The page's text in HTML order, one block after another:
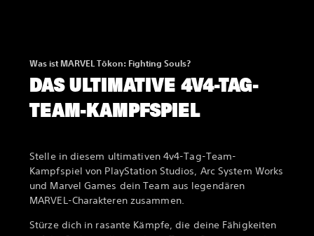
Was ist MARVEL Tōkon: Fighting Souls?
DAS ULTIMATIVE 4V4-TAG-
TEAM-KAMPFSPIEL
Stelle in diesem ultimativen 4v4-Tag-Team-
Kampfspiel von PlayStation Studios, Arc System Works
und Marvel Games dein Team aus legendären
MARVEL-Charakteren zusammen.
Stürze dich in rasante Kämpfe, die deine Fähigkeiten